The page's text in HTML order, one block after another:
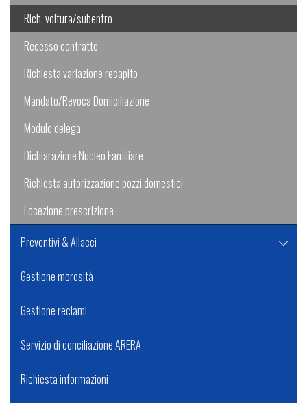
Rich. voltura/subentro
Recesso contratto
Richiesta variazione recapito
Mandato/Revoca Domiciliazione
Modulo delega
Dichiarazione Nucleo Familiare
Richiesta autorizzazione pozzi domestici
Eccezione prescrizione
Preventivi & Allacci
Gestione morosità
Gestione reclami
Servizio di conciliazione ARERA
Richiesta informazioni